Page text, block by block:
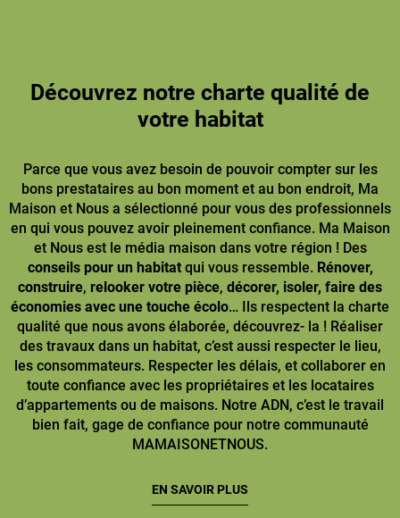
Découvrez notre charte qualité de
votre habitat
Parce que vous avez besoin de pouvoir compter sur les
bons prestataires au bon moment et au bon endroit, Ma
Maison et Nous a sélectionné pour vous des professionnels
en qui vous pouvez avoir pleinement confiance. Ma Maison
et Nous est le média maison dans votre région ! Des
conseils pour un habitatqui vous ressemble. Rénover,
construire, relooker votre pièce, décorer, isoler, faire des
économies avec une touche écolo… Ils respectent la charte
qualité que nous avons élaborée, découvrez- la ! Réaliser
des travaux dans un habitat, c’est aussi respecter le lieu,
les consommateurs. Respecter les délais, et collaborer en
toute confiance avec les propriétaires et les locataires
d’appartements ou de maisons. Notre ADN, c’est le travail
bien fait, gage de confiance pour notre communauté
MAMAISONETNOUS.
EN SAVOIR PLUS